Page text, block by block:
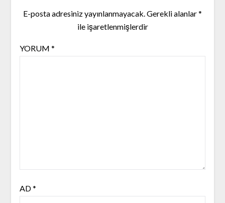
E-posta adresiniz yayınlanmayacak.Gerekli alanlar*
ile işaretlenmişlerdir
YORUM *
AD*